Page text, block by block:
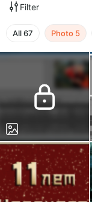
Filter
All67 Photo 5